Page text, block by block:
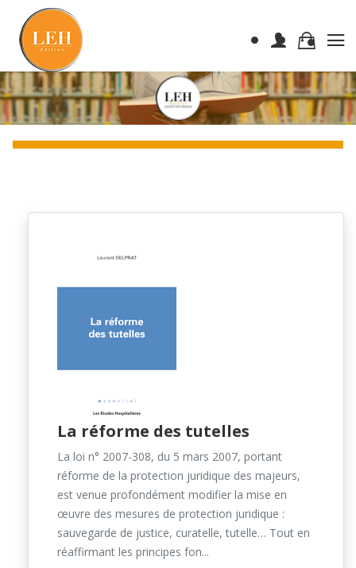
La réforme des tutelles
La loi n° 2007-308, du 5 mars 2007, portant
réforme de la protection juridique des majeurs,
est venue profondément modifier la mise en
œuvre des mesures de protection juridique :
sauvegarde de justice, curatelle, tutelle… Tout en
réaffirmant les principes fon...